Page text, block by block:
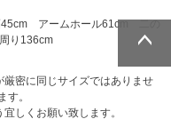
アームホール61cm 二の
り136cm
密に同じサイズではありませ
す。
しくお願い致します。
プへ
プへ